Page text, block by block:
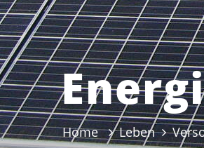
Home Leben